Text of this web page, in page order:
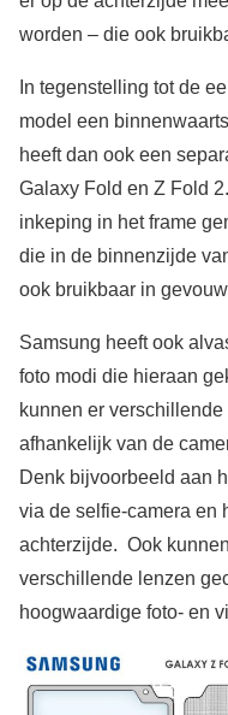
worden – die ook
In tegenstelling tot de
model een
heeft dan ook een
Galaxy Fold en Z Fold
inkeping in het frame
die in de binnenzijde
ook bruikbaar in
Samsung heeft ook
foto modi die hieraan
kunnen er
afhankelijk van de
Denk bijvoorbeeld aan
via de selfie-camera en
achterzijde. Ook
verschillende lenzen
hoogwaardige foto- en